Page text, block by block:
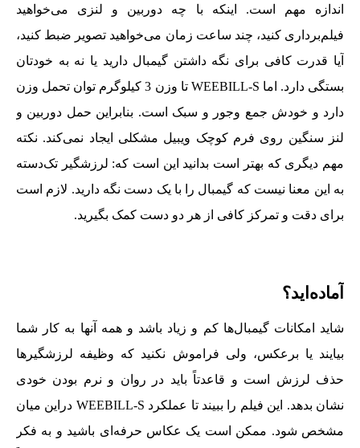
اندازه مهم است. اینکه با چه دوربین و لنزی می‌خواهید
فیلم‌برداری کنید، چند ساعت زمان می‌خواهید تصویر ضبط کنید،
آیا قدرت کافی برای نگه داشتن گیمبال دارید یا نه به خودتان
بستگی دارد. اما WEEBILL-S تا وزن 3 کیلوگرم توان تحمل وزن
دارد و خودش جمع وجور و سبک است. بنابراین حمل دوربین و
لنز سنگین روی فرم کوچک ویبیل مشکلی ایجاد نمی‌کند. نکته
مهم دیگری که بهتر است بدانید این است که: لرزشگیر تک‌دسته
به این معنا نیست که گیمبال را با یک دست نگه دارید. لازم است
برای دقت و تمرکز کافی از هر دو دست کمک بگیرید.
آماده‌اید؟
شاید امکانات گیمبال‌ها کم و زیاد باشد و همه آنها به کار شما
بیایند یا برعکس، ولی فراموش نکنید که وظیفه لرزشگیرها
حذف لرزش است و قاعدتاً باید در روان و نرم بودن خودی
نشان بدهد. این فیلم را ببیند تا عملکرد WEEBILL-S دراین میان
مشخص شود. ممکن است یک عکاس حرفه‌ای باشید و به فکر